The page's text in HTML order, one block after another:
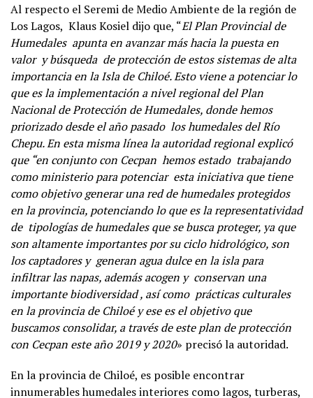
Al respecto el Seremi de Medio Ambiente de la región de
Los Lagos, Klaus Kosiel dijo que, “El Plan Provincial de
Humedales apunta en avanzar más hacia la puesta en
valor y búsqueda de protección de estos sistemas de alta
importancia en la Isla de Chiloé. Esto viene a potenciar lo
que es la implementación a nivel regional del Plan
Nacional de Protección de Humedales, donde hemos
priorizado desde el año pasado los humedales del Río
Chepu. En esta misma línea la autoridad regional explicó
que “en conjunto con Cecpan hemos estado trabajando
como ministerio para potenciar esta iniciativa que tiene
como objetivo generar una red de humedales protegidos
en la provincia, potenciando lo que es la representatividad
de tipologías de humedales que se busca proteger, ya que
son altamente importantes por su ciclo hidrológico, son
los captadores y generan agua dulce en la isla para
infiltrar las napas, además acogen y conservan una
importante biodiversidad , así como prácticas culturales
en la provincia de Chiloé y ese es el objetivo que
buscamos consolidar, a través de este plan de protección
con Cecpan este año 2019 y 2020» precisó la autoridad.
En la provincia de Chiloé, es posible encontrar
innumerables humedales interiores como lagos, turberas,